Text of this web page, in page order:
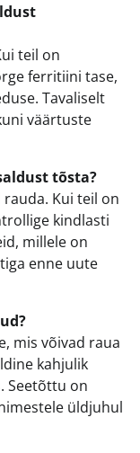
teil on
ferritiini tase,
Tavaliselt
väärtuste
tõsta?
Kui teil on
kindlasti
millele on
enne uute
mis võivad raua
kahjulik
Seetõttu on
üldjuhul